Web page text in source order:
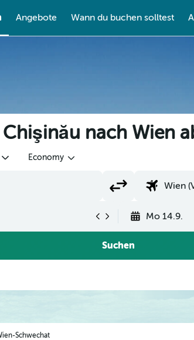
Angebote Wann du buchen solltest
nach Wien
Economy
Mo 14.9.
Suchen
Schwechat